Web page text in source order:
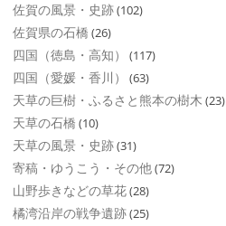
佐賀の風景・史跡(102)
佐賀県の石橋 (26)
四国（徳島・高知） (117)
四国（愛媛・香川） (63)
天草の巨樹・ふるさと熊本の樹木 (23)
天草の石橋 (10)
天草の風景・史跡(31)
寄稿・ゆうこう・その他(72)
山野歩きなどの草花(28)
橘湾沿岸の戦争遺跡(25)